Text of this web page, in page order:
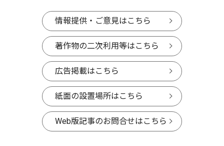
情報提供・ご意見はこちら
著作物の二次利用等はこちら
広告掲載はこちら
紙面の設置場所はこちら
Web版記事のお問合せはこちら